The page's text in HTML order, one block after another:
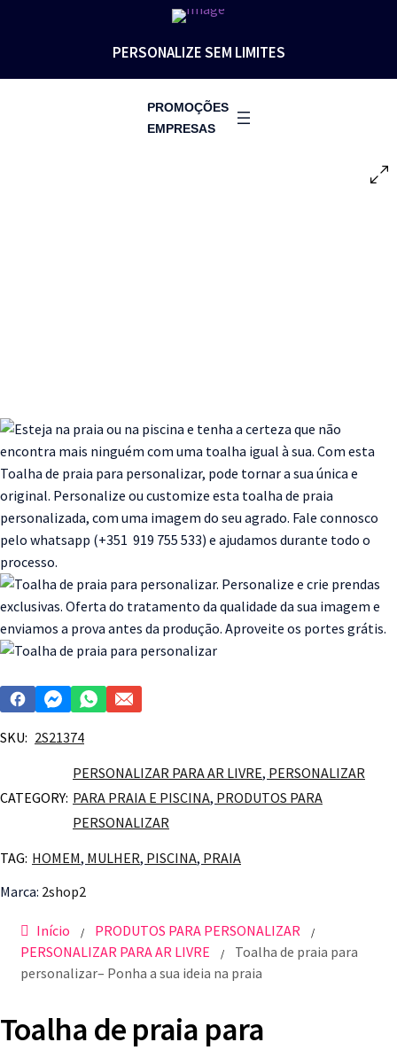
PERSONALIZE SEM LIMITES
PROMOÇÕES
EMPRESAS
SKU: 2S21374
CATEGORY:
PERSONALIZAR PARA AR LIVRE, PERSONALIZAR
PARA PRAIA E PISCINA, PRODUTOS PARA
PERSONALIZAR
TAG: HOMEM, MULHER, PISCINA, PRAIA
Marca: 2shop2
Início / PRODUTOS PARA PERSONALIZAR /
PERSONALIZAR PARA AR LIVRE /
Toalha de praia para
personalizar– Ponha a sua ideia na praia
Toalha de praia para